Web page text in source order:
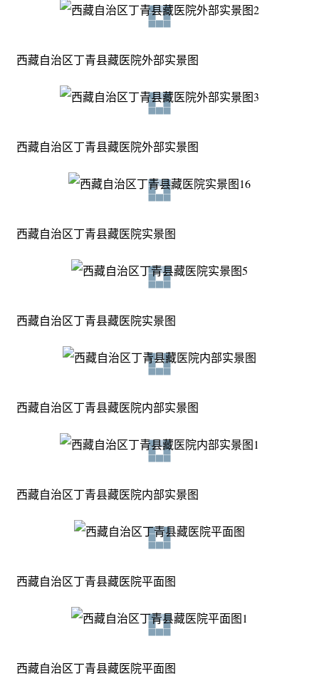
西藏自治区丁青县藏医院外部实景图
西藏自治区丁青县藏医院外部实景图
西藏自治区丁青县藏医院实景图
西藏自治区丁青县藏医院实景图
西藏自治区丁青县藏医院内部实景图
西藏自治区丁青县藏医院内部实景图
西藏自治区丁青县藏医院平面图
西藏自治区丁青县藏医院平面图